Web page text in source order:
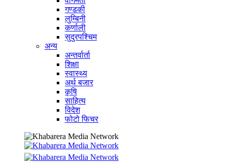
गण्डकी
लुम्बिनी
कर्णाली
सुदुरपश्चिम
अन्य
अन्तर्वार्ता
शिक्षा
स्वास्थ्य
अर्थ बजार
कृषि
साहित्य
विदेश
फोटो फिचर